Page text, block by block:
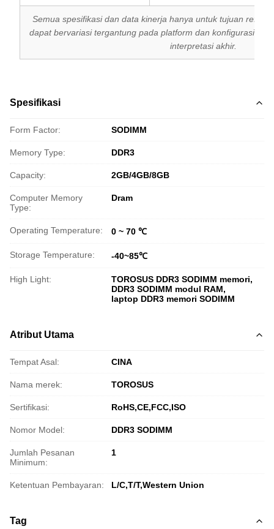
Semua spesifikasi dan data kinerja hanya untuk tujuan
dapat bervariasi tergantung pada platform dan konfigurasi
interpretasi akhir.
Spesifikasi
Form Factor: SODIMM
Memory Type: DDR3
Capacity: 2GB/4GB/8GB
Computer Memory
Type:
Dram
Operating Temperature: 0 ~ 70 ℃
Storage Temperature: -40~85℃
High Light: TOROSUS DDR3 SODIMM memori,
DDR3 SODIMM modul RAM,
laptop DDR3 memori SODIMM
Atribut Utama
Tempat Asal: CINA
Nama merek: TOROSUS
Sertifikasi: RoHS,CE,FCC,ISO
Nomor Model: DDR3 SODIMM
Jumlah Pesanan
Minimum:
1
Ketentuan Pembayaran: L/C,T/T,Western Union
Tag